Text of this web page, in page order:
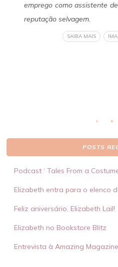
emprego como assistente
reputação selvagem.
SAIBA MAIS
POSTS
Podcast ‘ Tales From a
Elizabeth entra para o elenco
Feliz aniversário, Elizabeth Lail!
Elizabeth no Bookstore Blitz
Entrevista à Amazing Magazine